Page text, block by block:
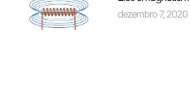
dezembro 7, 2020